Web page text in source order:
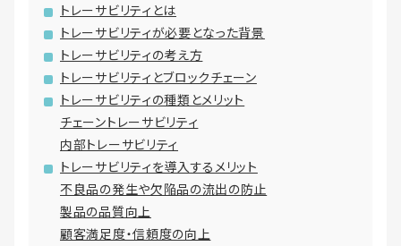
トレーサビリティとは
トレーサビリティが必要となった背景
トレーサビリティの考え方
トレーサビリティとブロックチェーン
トレーサビリティの種類とメリット
チェーントレーサビリティ
内部トレーサビリティ
トレーサビリティを導入するメリット
不良品の発生や欠陥品の流出の防止
製品の品質向上
顧客満足度・信頼度の向上